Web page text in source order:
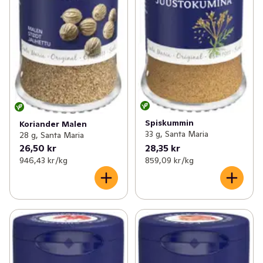
Koriander Malen
28 g, Santa Maria
26,50 kr
946,43 kr /kg
Spiskummin
33 g, Santa Maria
28,35 kr
859,09 kr /kg